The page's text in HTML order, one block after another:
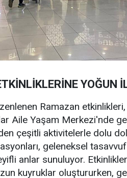
YOĞUN
Ramazan etkinlikleri,
Aile Yaşam Merkezi'nde
çeşitli aktivitelerle dolu
geleneksel
anlar sunuluyor.
kuyruklar oluştururken,